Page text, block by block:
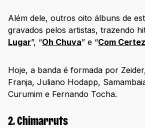
Além dele, outros oito álbuns de
gravados pelos artistas, trazendo
Lugar”, “Oh Chuva” e “Com
Hoje, a banda é formada por
Franja, Juliano Hodapp,
Curumim e Fernando Tocha.
2. Chimarruts